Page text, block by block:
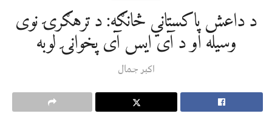
د داعش پاکستاني څانګه: د ترهګرۍ نوی
وسیله او د آی ایس آی پخوانۍ لوبه
اکبر جمال